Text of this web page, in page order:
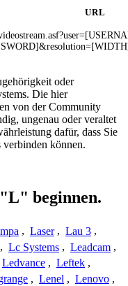
URL
oder
Die hier
von der Community
ungenau oder veraltet
dafür, dass Sie
können.
beginnen.
, Laser , Lau 3 ,
, Lc Systems , Leadcam ,
Ledvance , Leftek ,
, Lenel , Lenovo ,